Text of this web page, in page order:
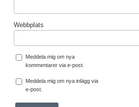
Webbplats
Meddela mig om nya
kommentarer via e-post.
Meddela mig om nya inlägg via
e-post.